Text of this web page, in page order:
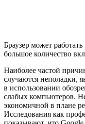
Браузер может
большое количество
Наиболее частой
случаются неполадки,
в использовании
слабых компьютеров.
экономичной в плане
Исследования как